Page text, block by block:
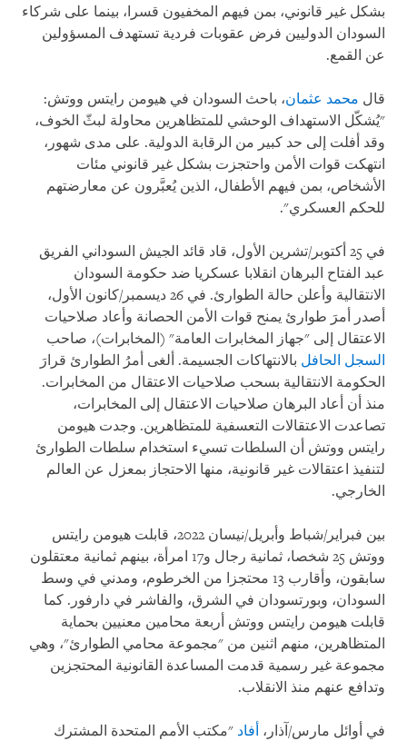
بشكل غير قانوني، بمن فيهم المخفيون قسرا، بينما على شركاء
السودان الدوليين فرض عقوبات فردية تستهدف المسؤولين
عن القمع.
قال محمد عثمان، باحث السودان في هيومن رايتس ووتش:
"يُشكّل الاستهداف الوحشي للمتظاهرين محاولة لبثّ الخوف،
وقد أفلت إلى حد كبير من الرقابة الدولية. على مدى شهور،
انتهكت قوات الأمن واحتجزت بشكل غير قانوني مئات
الأشخاص، بمن فيهم الأطفال، الذين يُعبَّرون عن معارضتهم
للحكم العسكري".
في 25 أكتوبر/تشرين الأول، قاد قائد الجيش السوداني الفريق
عبد الفتاح البرهان انقلابا عسكريا ضد حكومة السودان
الانتقالية وأعلن حالة الطوارئ. في 26 ديسمبر/كانون الأول،
أصدر أمرَ طوارئ يمنح قوات الأمن الحصانة وأعاد صلاحيات
الاعتقال إلى "جهاز المخابرات العامة" (المخابرات)، صاحب
السجل الحافل بالانتهاكات الجسيمة. ألغى أمرُ الطوارئ قرارَ
الحكومة الانتقالية بسحب صلاحيات الاعتقال من المخابرات.
منذ أن أعاد البرهان صلاحيات الاعتقال إلى المخابرات،
تصاعدت الاعتقالات التعسفية للمتظاهرين. وجدت هيومن
رايتس ووتش أن السلطات تسيء استخدام سلطات الطوارئ
لتنفيذ اعتقالات غير قانونية، منها الاحتجاز بمعزل عن العالم
الخارجي.
بين فبراير/شباط وأبريل/نيسان 2022، قابلت هيومن رايتس
ووتش 25 شخصا، ثمانية رجال و17 امرأة، بينهم ثمانية معتقلون
سابقون، وأقارب 13 محتجزا من الخرطوم، ومدني في وسط
السودان، وبورتسودان في الشرق، والفاشر في دارفور. كما
قابلت هيومن رايتس ووتش أربعة محامين معنيين بحماية
المتظاهرين، منهم اثنين من "مجموعة محامي الطوارئ"، وهي
مجموعة غير رسمية قدمت المساعدة القانونية المحتجزين
وتدافع عنهم منذ الانقلاب.
في أوائل مارس/آذار، أفاد "مكتب الأمم المتحدة المشترك